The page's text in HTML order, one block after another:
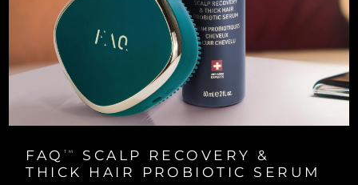
FAQ TM
SCALP RECOVERY &
THICK HAIR PROBIOTIC SERUM
Uzbekistan Förväntad leverans
Vietnam Förväntad leverans18/08/2026